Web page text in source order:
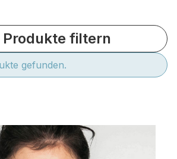
Produkte filtern
gefunden.